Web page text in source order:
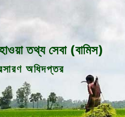
তথ্য সেবা (বামিস)
অধিদপ্তর